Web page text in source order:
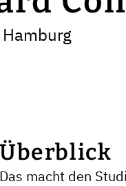
Überblick
Das macht den